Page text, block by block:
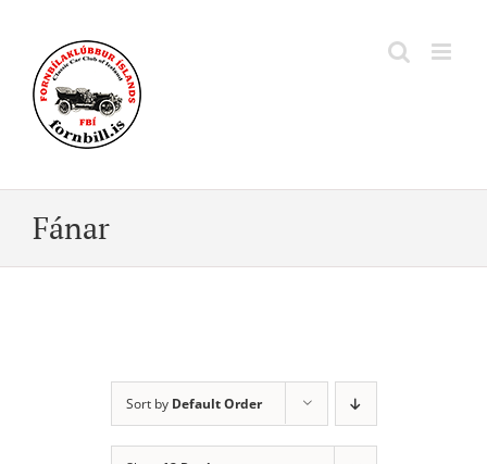
content
Fánar
Sort by Default Order